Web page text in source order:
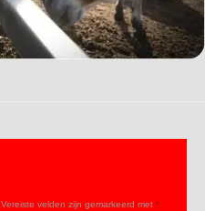
Vereiste velden zijn gemarkeerd met *